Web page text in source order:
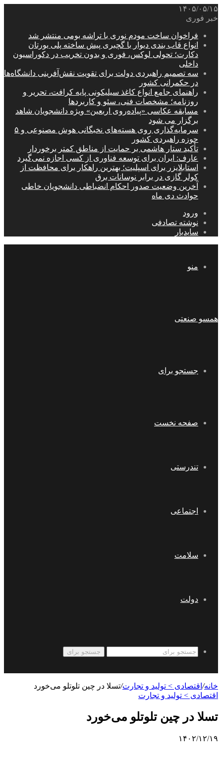
۱۴۰۵/۰۵/۱۵
خبر فوری
فراخوان ساخت مودم نوری با تراشه بومی منتشر شد
انواع قاب بندی دیوار با گچبری پیش ساخته پلی یورتان
دکارت؛ تحولی لوکس، فوری و بدون تخریب در دکوراسیون
داخلی
سه تصمیم راهبردی دولت برای تقویت نقش‌آفرینی دانشگاه‌ها
در حکمرانی کشور
راهنمای جامع انواع کاغذ سیلیکونی پایه کرافت، تحریر و
روزنامه؛ مشخصات فنی، سئو و کاربردها
مسابقه عکاسی «پیاده‌روی اربعین» ویژه دانشجویان شاهد
برگزار می شود
سرمایه‌گذاری روی هسته‌های نخبگانی هوش مصنوعی و ۵
حوزه راهبردی کشور
تأکید ستار هاشمی بر حمایت از مناطق کمتر برخوردار
عارف: ایران برای توسعه فناوری از کسی اجازه نمی‌گیرد
استابلایزر برای اسپلیت؛ بهترین راهکار برای محافظت از
کولر گازی در برابر نوسانات برق
آخرین وضعیت صدور احکام انضباطی دانشجویان خاطی
حوادث دی ماه
ورود
نوشته تصادفی
سایدبار
منو
همسو صنعتی
جستجو برای
صفحه نخست
تندرستی
اجتماعی
سلامت
دولت
جستجو برای
خانه/ اقتصادی > تولید و تجارت/تسلا در چین تلوتلو می‌خورد
اقتصادی > تولید و تجارت
تسلا در چین تلوتلو می‌خورد
۱۴۰۲/۱۲/۱۹